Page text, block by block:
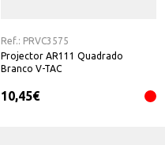
Ref.: PRVC3575
Projector AR111 Quadrado
Branco V-TAC
10,45€